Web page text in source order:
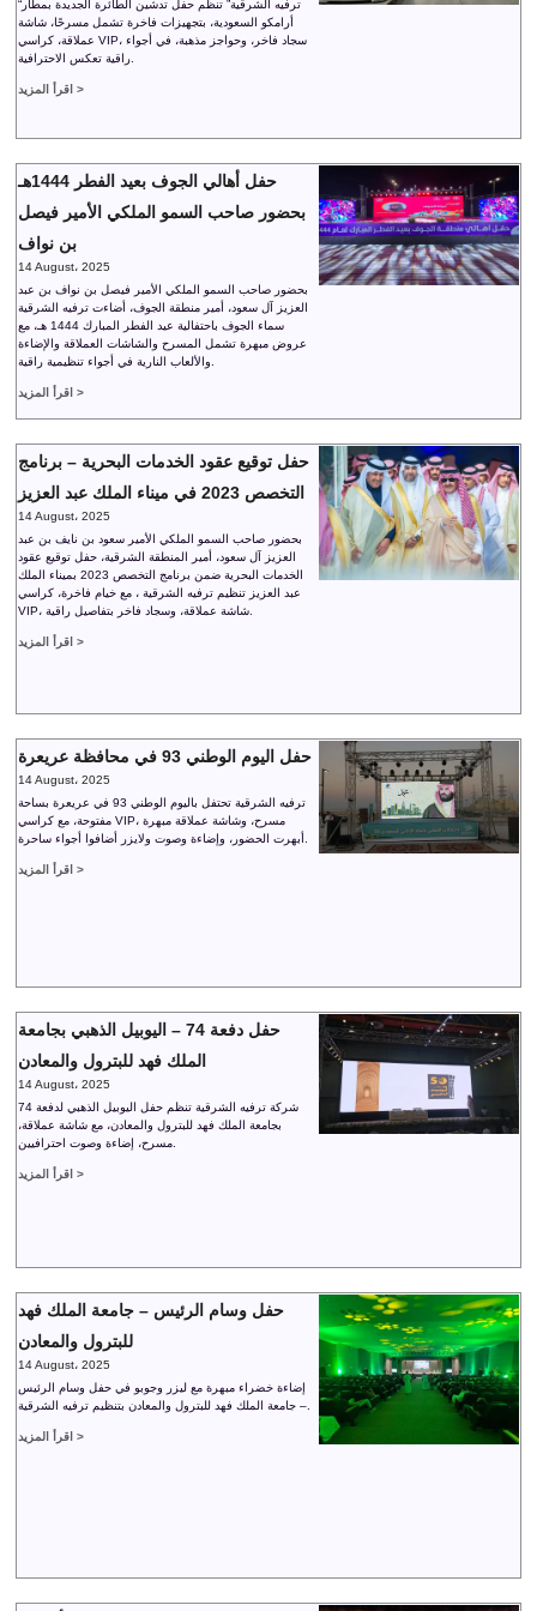
“ترفيه الشرقية” تنظم حفل تدشين الطائرة الجديدة بمطار
أرامكو السعودية، بتجهيزات فاخرة تشمل مسرحًا، شاشة
عملاقة، كراسي VIP، سجاد فاخر، وحواجز مذهبة، في أجواء
اقرأ المزيد >
حفل أهالي الجوف بعيد الفطر 1444هـ
بحضور صاحب السمو الملكي الأمير فيصل
بن نواف
14 August، 2025
بحضور صاحب السمو الملكي الأمير فيصل بن نواف بن عبد
العزيز آل سعود، أمير منطقة الجوف، أضاءت ترفيه الشرقية
سماء الجوف باحتفالية عيد الفطر المبارك 1444 هـ، مع
عروض مبهرة تشمل المسرح والشاشات العملاقة والإضاءة
اقرأ المزيد >
حفل توقيع عقود الخدمات البحرية – برنامج
التخصص 2023 في ميناء الملك عبد العزيز
14 August، 2025
بحضور صاحب السمو الملكي الأمير سعود بن نايف بن عبد
العزيز آل سعود، أمير المنطقة الشرقية، حفل توقيع عقود
الخدمات البحرية ضمن برنامج التخصص 2023 بميناء الملك
عبد العزيز تنظيم ترفيه الشرقية ، مع خيام فاخرة، كراسي
VIP، شاشة عملاقة، وسجاد فاخر بتفاصيل راقية.
اقرأ المزيد >
حفل اليوم الوطني 93 في محافظة عريعرة
14 August، 2025
ترفيه الشرقية تحتفل باليوم الوطني 93 في عريعرة بساحة
مفتوحة، مع كراسي VIP، مسرح، وشاشة عملاقة مبهرة
اقرأ المزيد >
حفل دفعة 74 – اليوبيل الذهبي بجامعة
الملك فهد للبترول والمعادن
14 August، 2025
شركة ترفيه الشرقية تنظم حفل اليوبيل الذهبي لدفعة 74
بجامعة الملك فهد للبترول والمعادن، مع شاشة عملاقة،
اقرأ المزيد >
حفل وسام الرئيس – جامعة الملك فهد
للبترول والمعادن
14 August، 2025
إضاءة خضراء مبهرة مع ليزر وجوبو في حفل وسام الرئيس
اقرأ المزيد >